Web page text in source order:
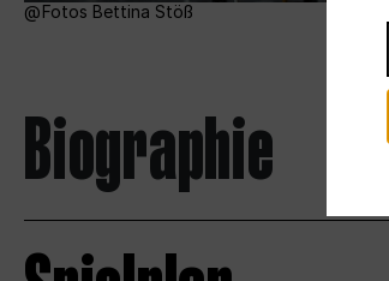
Fotos Bettina Stöß
Biographie